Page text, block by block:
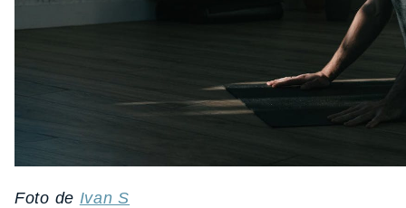
Foto de Ivan S